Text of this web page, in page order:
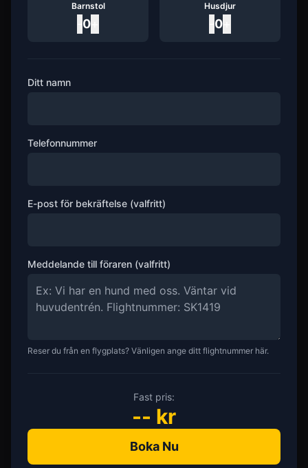
Barnstol
0
Husdjur
0
Ditt namn
Telefonnummer
E-post för bekräftelse (valfritt)
Meddelande till föraren (valfritt)
Reser du från en flygplats? Vänligen ange ditt flightnummer här.
Fast pris:
-- kr
Boka Nu